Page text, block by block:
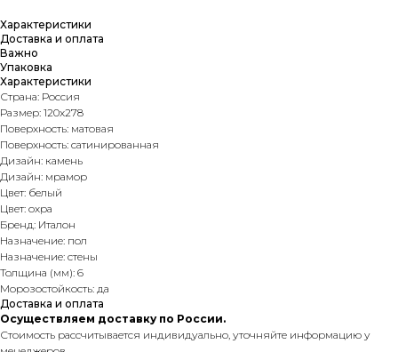
Характеристики
Доставка и оплата
Важно
Упаковка
Характеристики
Страна: Россия
Размер: 120x278
Поверхность: матовая
Поверхность: сатинированная
Дизайн: камень
Дизайн: мрамор
Цвет: белый
Цвет: охра
Бренд: Италон
Назначение: пол
Назначение: стены
Толщина (мм): 6
Морозостойкость: да
Доставка и оплата
Осуществляем доставку по России.
Стоимость рассчитывается индивидуально, уточняйте информацию у